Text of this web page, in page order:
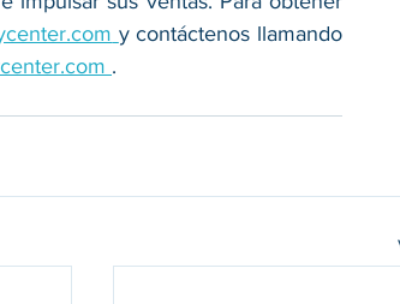
y contáctenos llamando
.